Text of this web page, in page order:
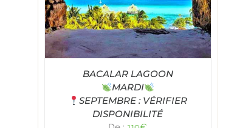
BACALAR LAGOON
MARDI
SEPTEMBRE : VÉRIFIER
DISPONIBILITÉ